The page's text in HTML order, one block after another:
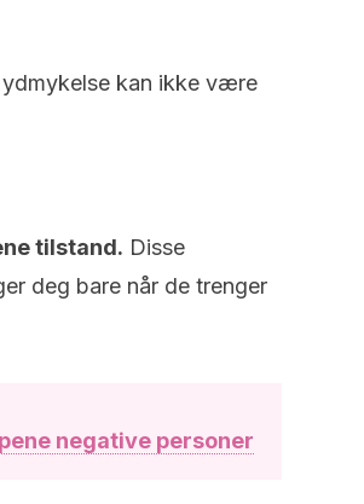
ydmykelse kan ikke være
tilstand. Disse
deg bare når de trenger
negative personer